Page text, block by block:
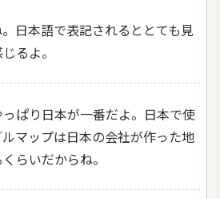
日本語で表記されるととても見
るよ。
ぱり日本が一番だよ。日本で使
マップは日本の会社が作った地
らいだからね。